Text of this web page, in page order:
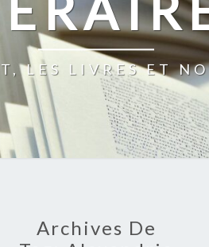
LES LIVRES ET
Archives De